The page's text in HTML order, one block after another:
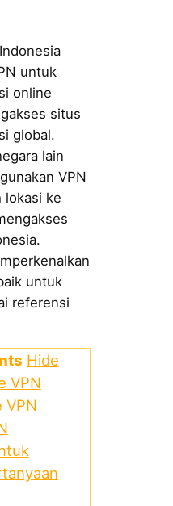
untuk
online
situs
global.
lain
VPN
lokasi ke
untuk
referensi
Hide
VPN
VPN